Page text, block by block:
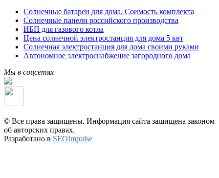
Солнечные батареи для дома. Соимость комплекта
Солнечные панели российского производства
ИБП для газового котла
Цена солнечной электростанция для дома 5 квт
Солнечная электростанция для дома своими руками
Автономное электроснабжение загородного дома
Мы в соцсетях
© Все права защищены. Информация сайта защищена законом
об авторских правах.
Разработано в SEOImpulse